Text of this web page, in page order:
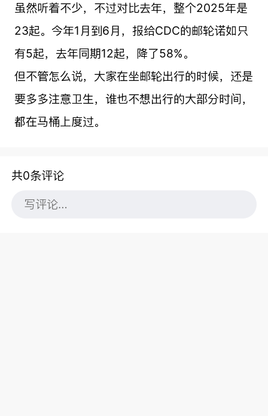
虽然听着不少，不过对比去年，整个2025年是
23起。今年1月到6月，报给CDC的邮轮诺如只
有5起，去年同期12起，降了58%。
但不管怎么说，大家在坐邮轮出行的时候，还是
要多多注意卫生，谁也不想出行的大部分时间，
都在马桶上度过。
共0条评论